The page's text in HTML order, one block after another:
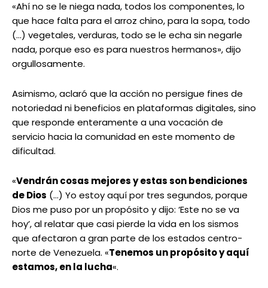
«Ahí no se le niega nada, todos los componentes, lo
que hace falta para el arroz chino, para la sopa, todo
(…) vegetales, verduras, todo se le echa sin negarle
nada, porque eso es para nuestros hermanos», dijo
orgullosamente.
Asimismo, aclaró que la acción no persigue fines de
notoriedad ni beneficios en plataformas digitales, sino
que responde enteramente a una vocación de
servicio hacia la comunidad en este momento de
dificultad.
«Vendrán cosas mejores y estas son bendiciones
de Dios (…) Yo estoy aquí por tres segundos, porque
Dios me puso por un propósito y dijo: ‘Este no se va
hoy’, al relatar que casi pierde la vida en los sismos
que afectaron a gran parte de los estados centro-
norte de Venezuela. «Tenemos un propósito y aquí
estamos, en la lucha«.